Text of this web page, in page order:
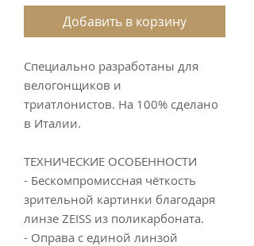
Добавить в корзину
Специально разработаны для
велогонщиков и
триатлонистов. На 100% сделано
в Италии.
ТЕХНИЧЕСКИЕ ОСОБЕННОСТИ
- Бескомпромиссная чёткость
зрительной картинки благодаря
линзе ZEISS из поликарбоната.
- Оправа с единой линзой